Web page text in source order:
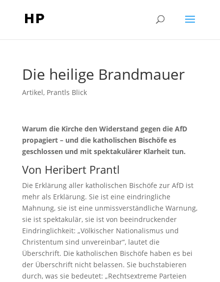
Die heilige Brandmauer
Artikel, Prantls Blick
Warum die Kirche den Widerstand gegen die AfD
propagiert – und die katholischen Bischöfe es
geschlossen und mit spektakulärer Klarheit tun.
Von Heribert Prantl
Die Erklärung aller katholischen Bischöfe zur AfD ist
mehr als Erklärung. Sie ist eine eindringliche
Mahnung, sie ist eine unmissverständliche Warnung,
sie ist spektakulär, sie ist von beeindruckender
Eindringlichkeit: „Völkischer Nationalismus und
Christentum sind unvereinbar“, lautet die
Überschrift. Die katholischen Bischöfe haben es bei
der Überschrift nicht belassen. Sie buchstabieren
durch, was sie bedeutet: „Rechtsextreme Parteien